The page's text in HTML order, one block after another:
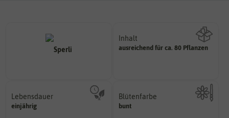
Inhalt
ausreichend für ca. 80 Pflanzen
Wie viel ist enthalten
Lebensdauer
einjährig
einjährig, zweijährig oder
mehrjährig.
Blütenfarbe
bunt
Kann auch mehrfarbig sein.